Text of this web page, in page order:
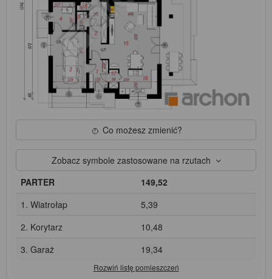
Co możesz zmienić?
Zobacz symbole zastosowane na rzutach
PARTER
149,52
1. Wiatrołap
5,39
2. Korytarz
10,48
3. Garaż
19,34